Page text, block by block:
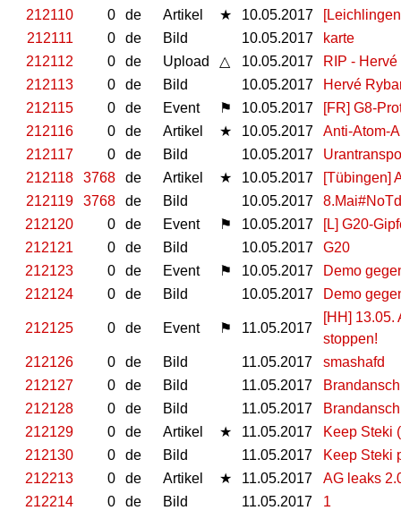
212110
0 de Artikel ★ 10.05.2017
212111
0 de Bild 10.05.2017
karte
212112
0 de Upload △ 10.05.2017
RIP -
212113
0 de Bild 10.05.2017
Hervé
212115
0 de Event ⚑ 10.05.2017
[FR] G8-
212116
0 de Artikel ★ 10.05.2017
Anti-Atom-
212117
0 de Bild 10.05.2017
212118
3768 de Artikel ★ 10.05.2017
[Tübingen]
212119
3768 de Bild 10.05.2017
212120
0 de Event ⚑ 10.05.2017
[L] G20-
212121
0 de Bild 10.05.2017
G20
212123
0 de Event ⚑ 10.05.2017
Demo
212124
0 de Bild 10.05.2017 Demo
212125 0 de Event ⚑ 11.05.2017
[HH] 13.05.
stoppen!
212126
0 de Bild 11.05.2017
smashafd
212127
0 de Bild 11.05.2017
212128
0 de Bild 11.05.2017
212129
0 de Artikel ★ 11.05.2017
Keep Steki
212130
0 de Bild 11.05.2017
Keep Steki
212213
0 de Artikel ★ 11.05.2017
AG leaks
212214
0 de Bild 11.05.2017
1